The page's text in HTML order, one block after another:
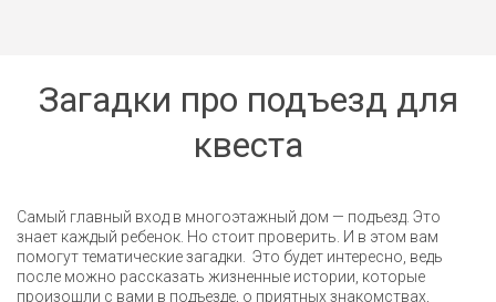
Загадки про подъезд для
квеста
Самый главный вход в многоэтажный дом — подъезд. Это
знает каждый ребенок. Но стоит проверить. И в этом вам
помогут тематические загадки. Это будет интересно, ведь
после можно рассказать жизненные истории, которые
произошли с вами в подъезде, о приятных знакомствах,